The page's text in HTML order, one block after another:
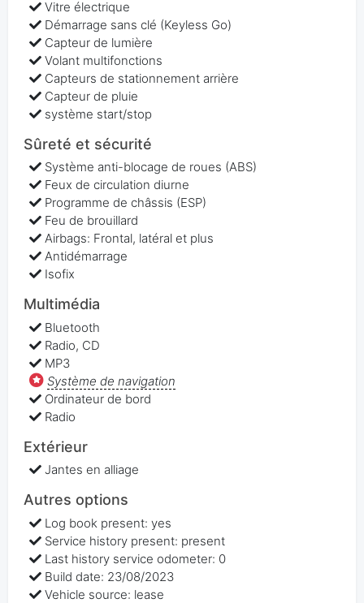
Vitre électrique
Démarrage sans clé (Keyless Go)
Capteur de lumière
Volant multifonctions
Capteurs de stationnement arrière
Capteur de pluie
système start/stop
Sûreté et sécurité
Système anti-blocage de roues (ABS)
Feux de circulation diurne
Programme de châssis (ESP)
Feu de brouillard
Airbags: Frontal, latéral et plus
Antidémarrage
Isofix
Multimédia
Bluetooth
Radio, CD
MP3
Système de navigation
Ordinateur de bord
Radio
Extérieur
Jantes en alliage
Autres options
Log book present: yes
Service history present: present
Last history service odometer: 0
Build date: 23/08/2023
Vehicle source: lease